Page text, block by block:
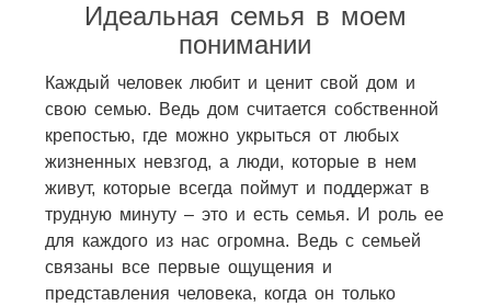
Идеальная семья в моем
понимании
Каждый человек любит и ценит свой дом и
свою семью. Ведь дом считается собственной
крепостью, где можно укрыться от любых
жизненных невзгод, а люди, которые в нем
живут, которые всегда поймут и поддержат в
трудную минуту – это и есть семья. И роль ее
для каждого из нас огромна. Ведь с семьей
связаны все первые ощущения и
представления человека, когда он только